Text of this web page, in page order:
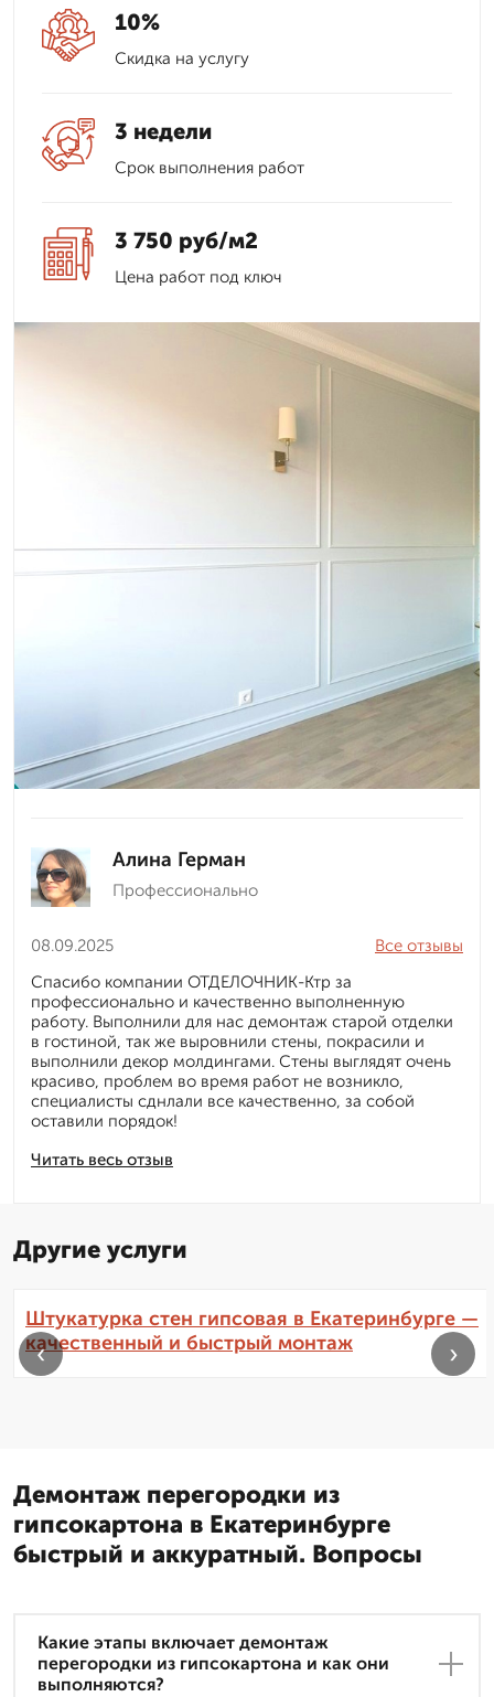
10%
Скидка на услугу
3 недели
Срок выполнения работ
3 750 руб/м2
Цена работ под ключ
Алина Герман
Профессионально
08.09.2025
Читать весь отзыв
Все отзывы
Спасибо компании ОТДЕЛОЧНИК-Ктр за
профессионально и качественно выполненную
работу. Выполнили для нас демонтаж старой отделки
в гостиной, так же выровнили стены, покрасили и
выполнили декор молдингами. Стены выглядят очень
красиво, проблем во время работ не возникло,
специалисты сднлали все качественно, за собой
оставили порядок!
Другие услуги
Штукатурка стен гипсовая в Екатеринбурге —
качественный и быстрый монтаж
‹ ›
Демонтаж перегородки из
гипсокартона в Екатеринбурге
быстрый и аккуратный. Вопросы
Какие этапы включает демонтаж
перегородки из гипсокартона и как они
выполняются?